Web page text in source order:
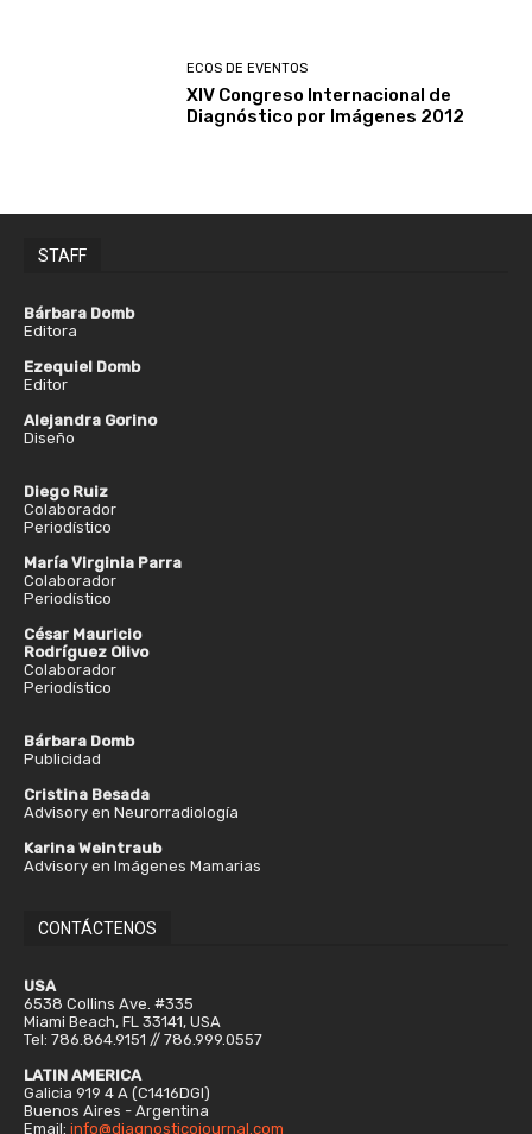
ECOS DE EVENTOS
XIV Congreso Internacional de
Diagnóstico por Imágenes 2012
STAFF
Bárbara Domb
Editora
Ezequiel Domb
Editor
Alejandra Gorino
Diseño
Diego Ruiz
Colaborador
Periodístico
María Virginia Parra
Colaborador
Periodístico
César Mauricio
Rodríguez Olivo
Colaborador
Periodístico
Bárbara Domb
Publicidad
Cristina Besada
Advisory en Neurorradiología
Karina Weintraub
Advisory en Imágenes Mamarias
CONTÁCTENOS
USA
6538 Collins Ave. #335
Miami Beach, FL 33141, USA
Tel: 786.864.9151 // 786.999.0557
LATIN AMERICA
Galicia 919 4 A (C1416DGI)
Buenos Aires - Argentina
Email: info@diagnosticojournal.com